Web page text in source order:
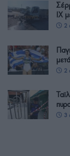
ΙΧ
2
2
3